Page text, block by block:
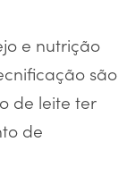
e nutrição
são
de leite ter
de